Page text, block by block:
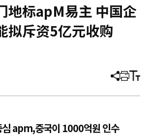
地标apM易主 中国企
拟斥资5亿元收购
分
章
打 调
小
심 apm,중국이 1000억원 인수